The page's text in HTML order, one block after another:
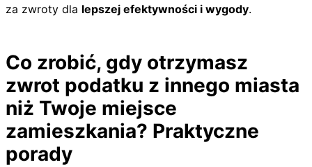
za zwroty dla lepszej efektywności i wygody.
Co zrobić, gdy otrzymasz
zwrot podatku z innego miasta
niż Twoje miejsce
zamieszkania? Praktyczne
porady